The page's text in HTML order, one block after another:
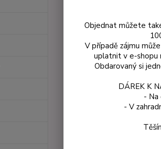
Objednat můžete
V případě zájmu
uplatnit v e-shopu
Obdarovaný si
DÁREK K
- Na
- V